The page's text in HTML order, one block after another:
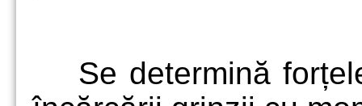
Se determină